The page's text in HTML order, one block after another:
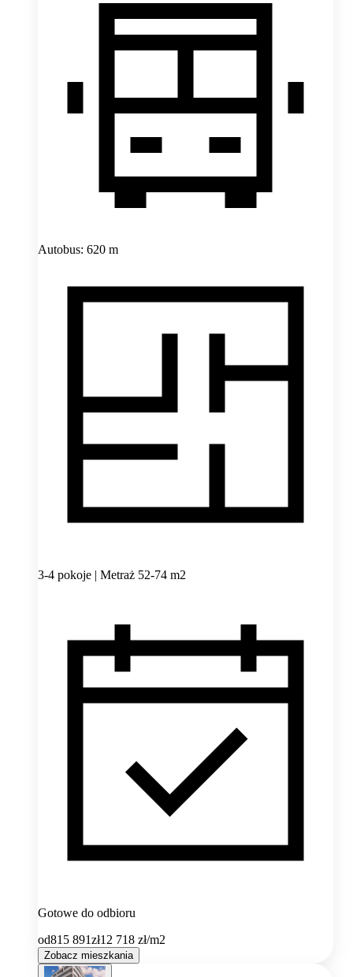
Autobus: 620 m
3-4 pokoje | Metraż 52-74 m2
Gotowe do odbioru
od815 891zł12 718 zł/m2
Zobacz mieszkania